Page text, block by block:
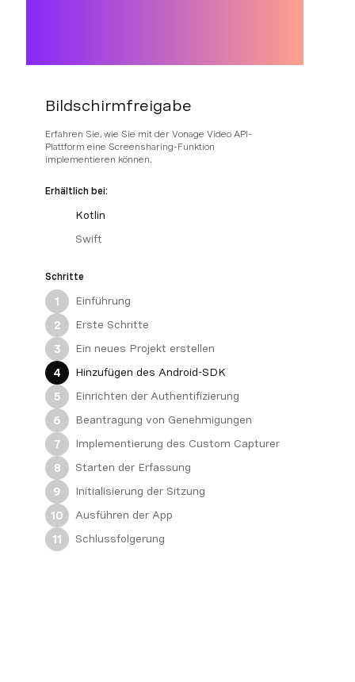
Bildschirmfreigabe
Erfahren Sie, wie Sie mit der Vonage Video API-
Plattform eine Screensharing-Funktion
implementieren können.
Erhältlich bei:
Kotlin
Swift
Schritte
1
Einführung
2
Erste Schritte
3
Ein neues Projekt erstellen
4
Hinzufügen des Android-SDK
5
Einrichten der Authentifizierung
6
Beantragung von Genehmigungen
7
Implementierung des Custom Capturer
8
Starten der Erfassung
9
Initialisierung der Sitzung
10
Ausführen der App
11
Schlussfolgerung